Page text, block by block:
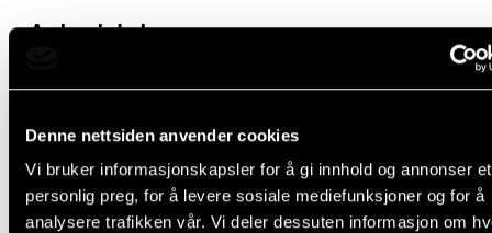
Denne nettsiden anvender cookies
Vi bruker informasjonskapsler for å gi innhold og annonser et
personlig preg, for å levere sosiale mediefunksjoner og for å
analysere trafikken vår. Vi deler dessuten informasjon om
Arbeidskrav
Dette innebærer normalt at fravær på mer enn
prosent medfører at studenten ikke består
Det forutsettes at man er tilstede på